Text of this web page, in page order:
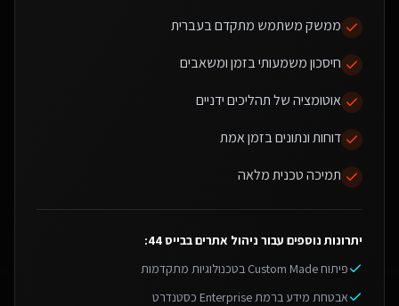
ממשק משתמש מתקדם בעברית
חיסכון משמעותי בזמן ומשאבים
אוטומציה של תהליכים ידניים
דוחות ונתונים בזמן אמת
תמיכה טכנית מלאה
יתרונות נוספים עבור ניהול אתרים בבייס 44
:
פיתוח Custom Made בטכנולוגיות מתקדמות
אבטחת מידע ברמת Enterprise כסטנדרט